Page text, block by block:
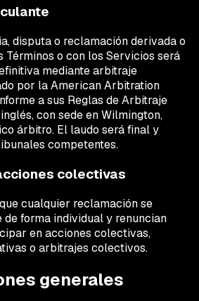
disputa o reclamación derivada o
Términos o con los Servicios será
mediante arbitraje
por la American Arbitration
a sus Reglas de Arbitraje
con sede en Wilmington,
árbitro. El laudo será final y
competentes.
colectivas
cualquier reclamación se
de forma individual y renuncian
en acciones colectivas,
o arbitrajes colectivos.
generales